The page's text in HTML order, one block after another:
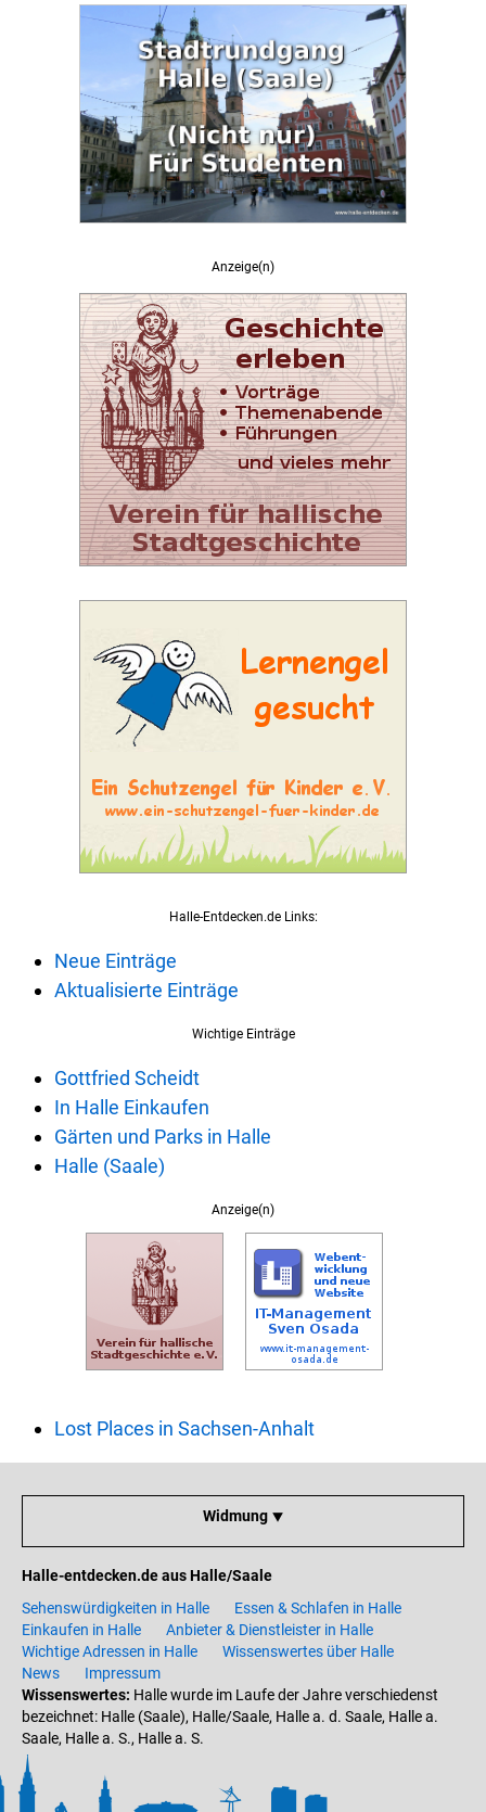
Anzeige(n)
Halle-Entdecken.de Links:
Neue Einträge
Aktualisierte Einträge
Wichtige Einträge
Gottfried Scheidt
In Halle Einkaufen
Gärten und Parks in Halle
Halle (Saale)
Anzeige(n)
Lost Places in Sachsen-Anhalt
Widmung ⯆
Halle-entdecken.de aus Halle/Saale
Sehenswürdigkeiten in Halle
Essen & Schlafen in Halle
Einkaufen in Halle
Anbieter & Dienstleister in Halle
Wichtige Adressen in Halle
Wissenswertes über Halle
News
Impressum
Wissenswertes: Halle wurde im Laufe der Jahre verschiedenst
bezeichnet: Halle (Saale), Halle/Saale, Halle a. d. Saale, Halle a.
Saale, Halle a. S., Halle a. S.